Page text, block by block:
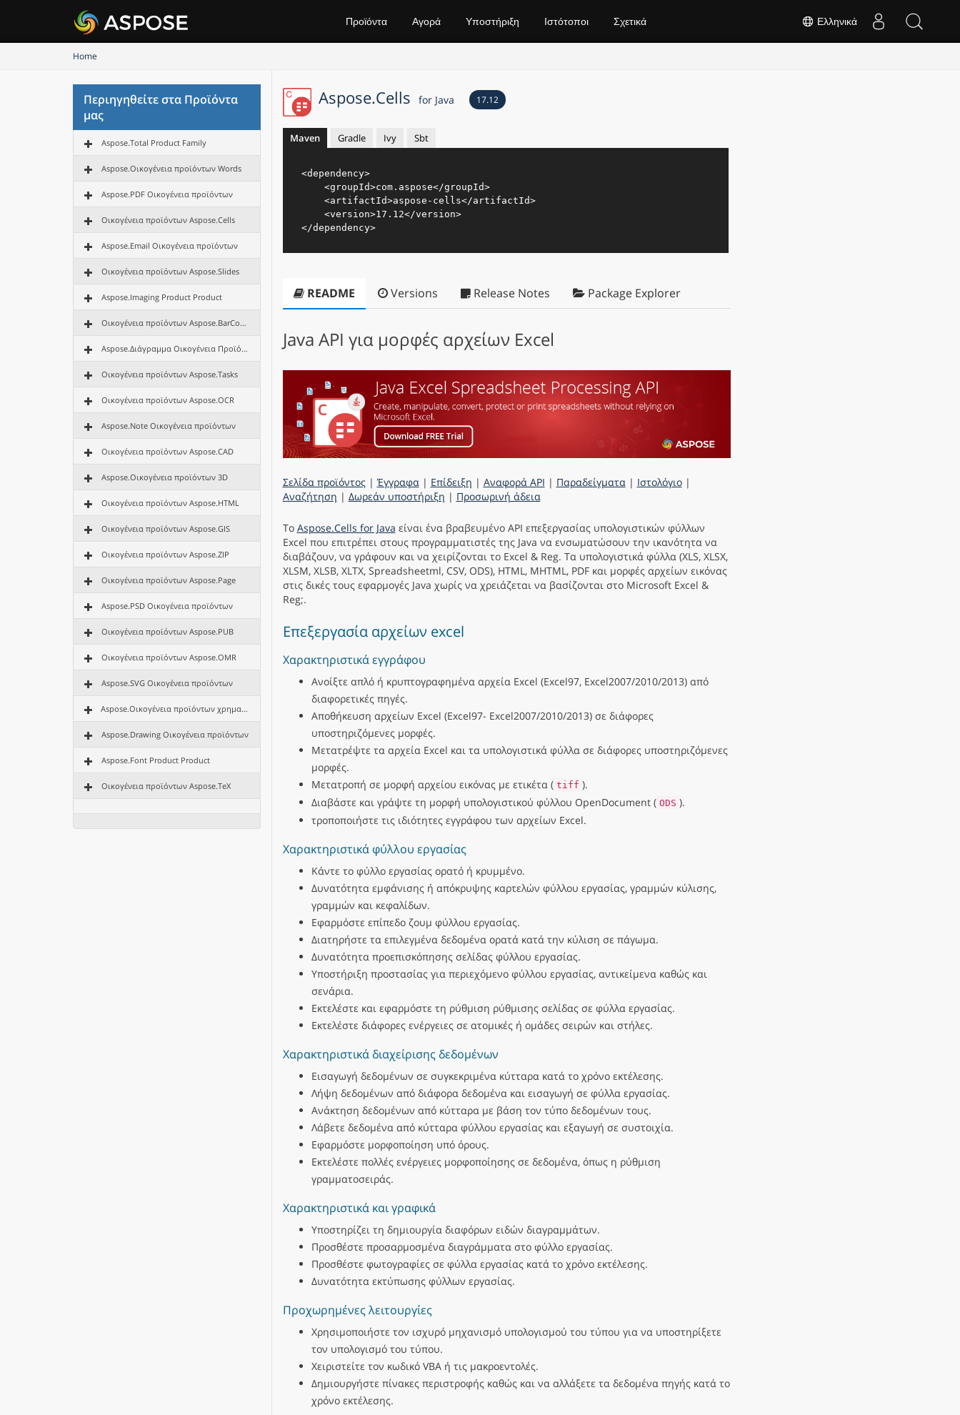
Ελληνικά
Προϊόντα Αγορά Υποστήριξη Ιστότοποι Σχετικά
Home
Περιηγηθείτε στα Προϊόντα
μας
Aspose.Total Product Family
Aspose.Οικογένεια προϊόντων Words
Aspose.PDF Οικογένεια προϊόντων
Οικογένεια προϊόντων Aspose.Cells
Aspose.Email Οικογένεια προϊόντων
Οικογένεια προϊόντων Aspose.Slides
Aspose.Imaging Product Product
Οικογένεια προϊόντων Aspose.BarCode
Aspose.Διάγραμμα Οικογένεια Προϊόντων
Οικογένεια προϊόντων Aspose.Tasks
Οικογένεια προϊόντων Aspose.OCR
Aspose.Note Οικογένεια προϊόντων
Οικογένεια προϊόντων Aspose.CAD
Aspose.Οικογένεια προϊόντων 3D
Οικογένεια προϊόντων Aspose.HTML
Οικογένεια προϊόντων Aspose.GIS
Οικογένεια προϊόντων Aspose.ZIP
Οικογένεια προϊόντων Aspose.Page
Aspose.PSD Οικογένεια προϊόντων
Οικογένεια προϊόντων Aspose.PUB
Οικογένεια προϊόντων Aspose.OMR
Aspose.SVG Οικογένεια προϊόντων
Aspose.Οικογένεια προϊόντων χρηματοδότησης
Aspose.Drawing Οικογένεια προϊόντων
Aspose.Font Product Product
Οικογένεια προϊόντων Aspose.TeX
Aspose.Cells for Java 17.12
Maven Gradle Ivy Sbt
<dependency>
<groupId>com.aspose</groupId>
<artifactId>aspose-cells</artifactId>
<version>17.12</version>
</dependency>
README Versions Release Notes Package Explorer
Java API για μορφές αρχείων Excel
Σελίδα προϊόντος |Έγγραφα | Επίδειξη | Αναφορά API | Παραδείγματα | Ιστολόγιο|
Αναζήτηση | Δωρεάν υποστήριξη | Προσωρινή άδεια
Το Aspose.Cells for Java είναι ένα βραβευμένο API επεξεργασίας υπολογιστικών φύλλων
Excel που επιτρέπει στους προγραμματιστές της Java να ενσωματώσουν την ικανότητα να
διαβάζουν, να γράφουν και να χειρίζονται το Excel & Reg. Τα υπολογιστικά φύλλα (XLS, XLSX,
XLSM, XLSB, XLTX, Spreadsheetml, CSV, ODS), HTML, MHTML, PDF και μορφές αρχείων εικόνας
στις δικές τους εφαρμογές Java χωρίς να χρειάζεται να βασίζονται στο Microsoft Excel &
Reg;.
Επεξεργασία αρχείων excel
Χαρακτηριστικά εγγράφου
Ανοίξτε απλό ή κρυπτογραφημένα αρχεία Excel (Excel97, Excel2007/2010/2013) από
διαφορετικές πηγές.
Αποθήκευση αρχείων Excel (Excel97- Excel2007/2010/2013) σε διάφορες
υποστηριζόμενες μορφές.
Μετατρέψτε τα αρχεία Excel και τα υπολογιστικά φύλλα σε διάφορες υποστηριζόμενες
μορφές.
Μετατροπή σε μορφή αρχείου εικόνας με ετικέτα ( tiff ).
Διαβάστε και γράψτε τη μορφή υπολογιστικού φύλλου OpenDocument ( ODS ).
τροποποιήστε τις ιδιότητες εγγράφου των αρχείων Excel.
Χαρακτηριστικά φύλλου εργασίας
Κάντε το φύλλο εργασίας ορατό ή κρυμμένο.
Δυνατότητα εμφάνισης ή απόκρυψης καρτελών φύλλου εργασίας, γραμμών κύλισης,
γραμμών και κεφαλίδων.
Εφαρμόστε επίπεδο ζουμ φύλλου εργασίας.
Διατηρήστε τα επιλεγμένα δεδομένα ορατά κατά την κύλιση σε πάγωμα.
Δυνατότητα προεπισκόπησης σελίδας φύλλου εργασίας.
Υποστήριξη προστασίας για περιεχόμενο φύλλου εργασίας, αντικείμενα καθώς και
σενάρια.
Εκτελέστε και εφαρμόστε τη ρύθμιση ρύθμισης σελίδας σε φύλλα εργασίας.
Εκτελέστε διάφορες ενέργειες σε ατομικές ή ομάδες σειρών και στήλες.
Χαρακτηριστικά διαχείρισης δεδομένων
Εισαγωγή δεδομένων σε συγκεκριμένα κύτταρα κατά το χρόνο εκτέλεσης.
Λήψη δεδομένων από διάφορα δεδομένα και εισαγωγή σε φύλλα εργασίας.
Ανάκτηση δεδομένων από κύτταρα με βάση τον τύπο δεδομένων τους.
Λάβετε δεδομένα από κύτταρα φύλλου εργασίας και εξαγωγή σε συστοιχία.
Εφαρμόστε μορφοποίηση υπό όρους.
Εκτελέστε πολλές ενέργειες μορφοποίησης σε δεδομένα, όπως η ρύθμιση
γραμματοσειράς.
Χαρακτηριστικά και γραφικά
Υποστηρίζει τη δημιουργία διαφόρων ειδών διαγραμμάτων.
Προσθέστε προσαρμοσμένα διαγράμματα στο φύλλο εργασίας.
Προσθέστε φωτογραφίες σε φύλλα εργασίας κατά το χρόνο εκτέλεσης.
Δυνατότητα εκτύπωσης φύλλων εργασίας.
Προχωρημένες λειτουργίες
Χρησιμοποιήστε τον ισχυρό μηχανισμό υπολογισμού του τύπου για να υποστηρίξετε
τον υπολογισμό του τύπου.
Χειριστείτε τον κωδικό VBA ή τις μακροεντολές.
Δημιουργήστε πίνακες περιστροφής καθώς και να αλλάξετε τα δεδομένα πηγής κατά το
χρόνο εκτέλεσης.